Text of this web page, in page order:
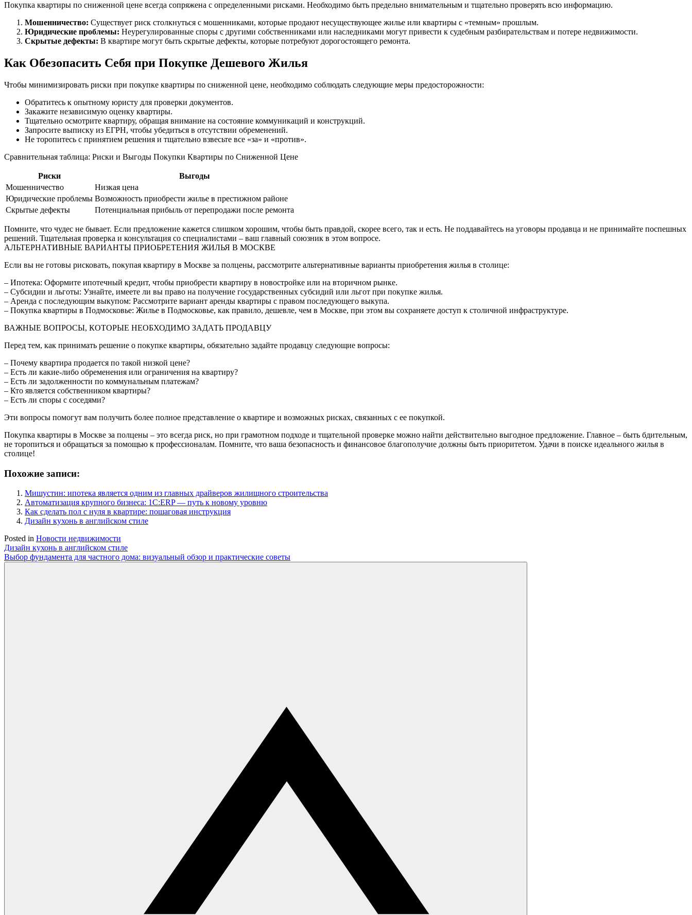
Покупка квартиры по сниженной цене всегда сопряжена с определенными рисками. Необходимо быть предельно внимательным и тщательно проверять всю информацию.
Мошенничество: Существует риск столкнуться с мошенниками, которые продают несуществующее жилье или квартиры с «темным» прошлым.
Юридические проблемы: Неурегулированные споры с другими собственниками или наследниками могут привести к судебным разбирательствам и потере недвижимости.
Скрытые дефекты: В квартире могут быть скрытые дефекты, которые потребуют дорогостоящего ремонта.
Как Обезопасить Себя при Покупке Дешевого Жилья
Чтобы минимизировать риски при покупке квартиры по сниженной цене, необходимо соблюдать следующие меры предосторожности:
Обратитесь к опытному юристу для проверки документов.
Закажите независимую оценку квартиры.
Тщательно осмотрите квартиру, обращая внимание на состояние коммуникаций и конструкций.
Запросите выписку из ЕГРН, чтобы убедиться в отсутствии обременений.
Не торопитесь с принятием решения и тщательно взвесьте все «за» и «против».
Сравнительная таблица: Риски и Выгоды Покупки Квартиры по Сниженной Цене
Риски
Выгоды
Мошенничество
Низкая цена
Юридические проблемы Возможность приобрести жилье в престижном районе
Скрытые дефекты
Потенциальная прибыль от перепродажи после ремонта
Помните, что чудес не бывает. Если предложение кажется слишком хорошим, чтобы быть правдой, скорее всего, так и есть. Не поддавайтесь на уговоры продавца и не принимайте поспешных
решений. Тщательная проверка и консультация со специалистами – ваш главный союзник в этом вопросе.
АЛЬТЕРНАТИВНЫЕ ВАРИАНТЫ ПРИОБРЕТЕНИЯ ЖИЛЬЯ В МОСКВЕ
Если вы не готовы рисковать, покупая квартиру в Москве за полцены, рассмотрите альтернативные варианты приобретения жилья в столице:
– Ипотека: Оформите ипотечный кредит, чтобы приобрести квартиру в новостройке или на вторичном рынке.
– Субсидии и льготы: Узнайте, имеете ли вы право на получение государственных субсидий или льгот при покупке жилья.
– Аренда с последующим выкупом: Рассмотрите вариант аренды квартиры с правом последующего выкупа.
– Покупка квартиры в Подмосковье: Жилье в Подмосковье, как правило, дешевле, чем в Москве, при этом вы сохраняете доступ к столичной инфраструктуре.
ВАЖНЫЕ ВОПРОСЫ, КОТОРЫЕ НЕОБХОДИМО ЗАДАТЬ ПРОДАВЦУ
Перед тем, как принимать решение о покупке квартиры, обязательно задайте продавцу следующие вопросы:
– Почему квартира продается по такой низкой цене?
– Есть ли какие-либо обременения или ограничения на квартиру?
– Есть ли задолженности по коммунальным платежам?
– Кто является собственником квартиры?
– Есть ли споры с соседями?
Эти вопросы помогут вам получить более полное представление о квартире и возможных рисках, связанных с ее покупкой.
Покупка квартиры в Москве за полцены – это всегда риск, но при грамотном подходе и тщательной проверке можно найти действительно выгодное предложение. Главное – быть бдительным,
не торопиться и обращаться за помощью к профессионалам. Помните, что ваша безопасность и финансовое благополучие должны быть приоритетом. Удачи в поиске идеального жилья в
столице!
Похожие записи:
Мишустин: ипотека является одним из главных драйверов жилищного строительства
Автоматизация крупного бизнеса: 1С:ERP — путь к новому уровню
Как сделать пол с нуля в квартире: пошаговая инструкция
Дизайн кухонь в английском стиле
Posted in Новости недвижимости
Навигация
по
Дизайн кухонь в английском стиле
Выбор фундамента для частного дома: визуальный обзор и практические советы